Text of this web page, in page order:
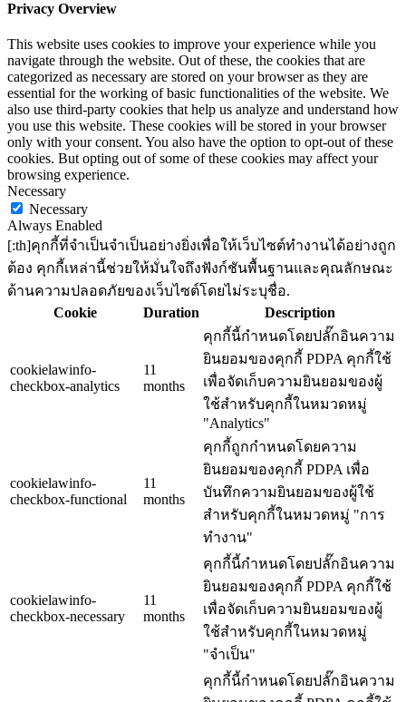
Privacy Overview
This website uses cookies to improve your experience while you
navigate through the website. Out of these, the cookies that are
categorized as necessary are stored on your browser as they are
essential for the working of basic functionalities of the website. We
also use third-party cookies that help us analyze and understand how
you use this website. These cookies will be stored in your browser
only with your consent. You also have the option to opt-out of these
cookies. But opting out of some of these cookies may affect your
browsing experience.
Necessary
Necessary
Always Enabled
[:th]คุกกี้ที่จำเป็นจำเป็นอย่างยิ่งเพื่อให้เว็บไซต์ทำงานได้อย่างถูก
ต้อง คุกกี้เหล่านี้ช่วยให้มั่นใจถึงฟังก์ชันพื้นฐานและคุณลักษณะ
ด้านความปลอดภัยของเว็บไซต์โดยไม่ระบุชื่อ.
Cookie
Duration Description
cookielawinfo-
checkbox-analytics
11
months
คุกกี้นี้กำหนดโดยปลั๊กอินความ
ยินยอมของคุกกี้ PDPA คุกกี้ใช้
เพื่อจัดเก็บความยินยอมของผู้
ใช้สำหรับคุกกี้ในหมวดหมู่
"Analytics"
cookielawinfo-
checkbox-functional
11
months
คุกกี้ถูกกำหนดโดยความ
ยินยอมของคุกกี้ PDPA เพื่อ
บันทึกความยินยอมของผู้ใช้
สำหรับคุกกี้ในหมวดหมู่ "การ
ทำงาน"
cookielawinfo-
checkbox-necessary
11
months
คุกกี้นี้กำหนดโดยปลั๊กอินความ
ยินยอมของคุกกี้ PDPA คุกกี้ใช้
เพื่อจัดเก็บความยินยอมของผู้
ใช้สำหรับคุกกี้ในหมวดหมู่
"จำเป็น"
คุกกี้นี้กำหนดโดยปลั๊กอินความ